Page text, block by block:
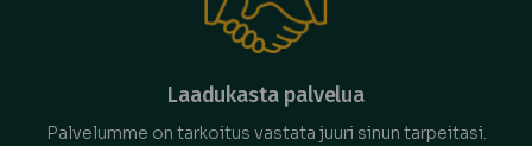
Laadukasta palvelua
Palvelumme on tarkoitus vastata juuri sinun tarpeitasi.